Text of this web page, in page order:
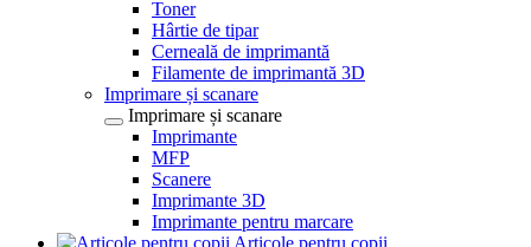
Toner
Hârtie de tipar
Cerneală de imprimantă
Filamente de imprimantă 3D
Imprimare și scanare
Imprimare și scanare
Imprimante
MFP
Scanere
Imprimante 3D
Imprimante pentru marcare
Articole pentru copii